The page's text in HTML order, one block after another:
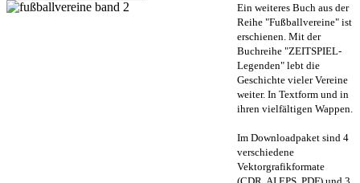
Ein weiteres Buch aus der
Reihe "Fußballvereine" ist
erschienen. Mit der
Buchreihe "ZEITSPIEL-
Legenden" lebt die
Geschichte vieler Vereine
weiter. In Textform und in
ihren vielfältigen Wappen.
Im Downloadpaket sind 4
verschiedene
Vektorgrafikformate